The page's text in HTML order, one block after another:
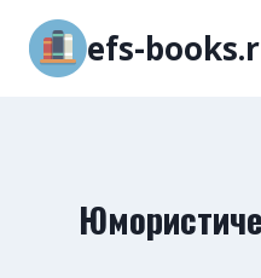
Перейти
содержимому
efs-